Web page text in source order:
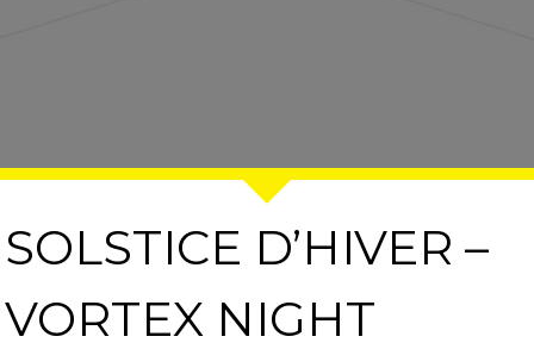
SOLSTICE D’HIVER –
VORTEX NIGHT